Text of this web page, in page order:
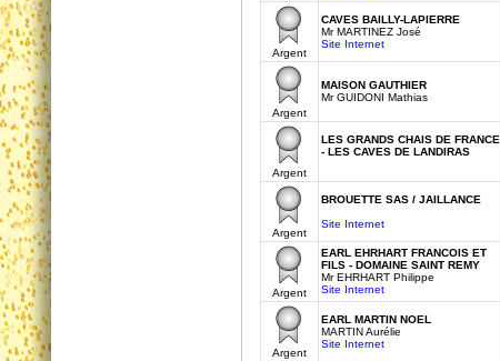
Argent
CAVES BAILLY-LAPIERRE
Mr MARTINEZ José
Site Internet
Argent
MAISON GAUTHIER
Mr GUIDONI Mathias
Argent
LES GRANDS CHAIS DE FRANCE
- LES CAVES DE LANDIRAS
Argent
BROUETTE SAS / JAILLANCE
Site Internet
Argent
EARL EHRHART FRANCOIS ET
FILS - DOMAINE SAINT REMY
Mr EHRHART Philippe
Site Internet
Argent
EARL MARTIN NOEL
MARTIN Aurélie
Site Internet